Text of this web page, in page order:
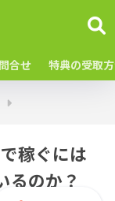
問合せ 特典の受取
稼ぐには
るのか？